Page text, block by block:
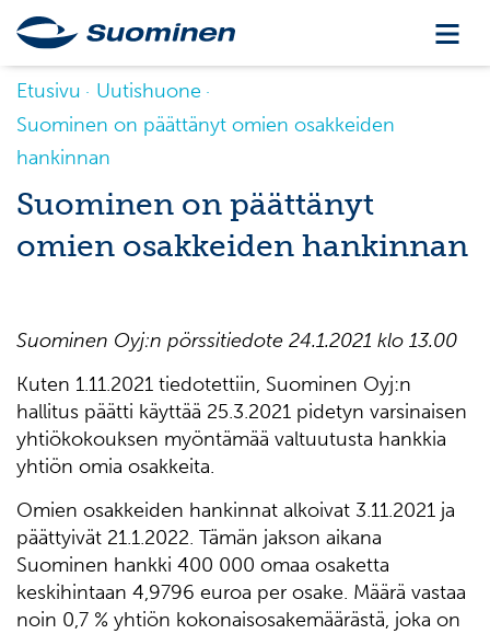
Etusivu
Uutishuone
Suominen on päättänyt omien osakkeiden
hankinnan
Suominen on päättänyt
omien osakkeiden hankinnan
Suominen Oyj:n pörssitiedote 24.1.2021 klo 13.00
Kuten 1.11.2021 tiedotettiin, Suominen Oyj:n
hallitus päätti käyttää 25.3.2021 pidetyn varsinaisen
yhtiökokouksen myöntämää valtuutusta hankkia
yhtiön omia osakkeita.
Omien osakkeiden hankinnat alkoivat 3.11.2021 ja
päättyivät 21.1.2022. Tämän jakson aikana
Suominen hankki 400 000 omaa osaketta
keskihintaan 4,9796 euroa per osake. Määrä vastaa
noin 0,7 % yhtiön kokonaisosakemäärästä, joka on